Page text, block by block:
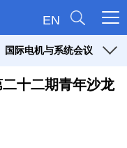
EN
国际电机与系统会议
（ICEMS）
十二期青年沙龙